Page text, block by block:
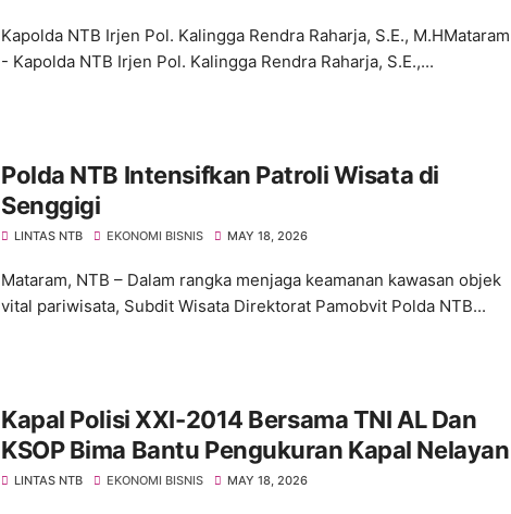
Kapolda NTB Irjen Pol. Kalingga Rendra Raharja, S.E., M.HMataram
- Kapolda NTB Irjen Pol. Kalingga Rendra Raharja, S.E.,...
Polda NTB Intensifkan Patroli Wisata di
Senggigi
LINTAS NTB EKONOMI BISNIS MAY 18, 2026
Mataram, NTB – Dalam rangka menjaga keamanan kawasan objek
vital pariwisata, Subdit Wisata Direktorat Pamobvit Polda NTB...
Kapal Polisi XXI-2014 Bersama TNI AL Dan
KSOP Bima Bantu Pengukuran Kapal Nelayan
LINTAS NTB EKONOMI BISNIS MAY 18, 2026